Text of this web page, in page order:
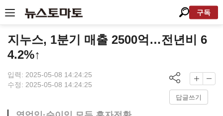
구독
지누스, 1분기 매출 2500억…전년비 6
4.2%↑
입력: 2025-05-08 14:24:25
수정: 2025-05-08 14:24:25
답글쓰기